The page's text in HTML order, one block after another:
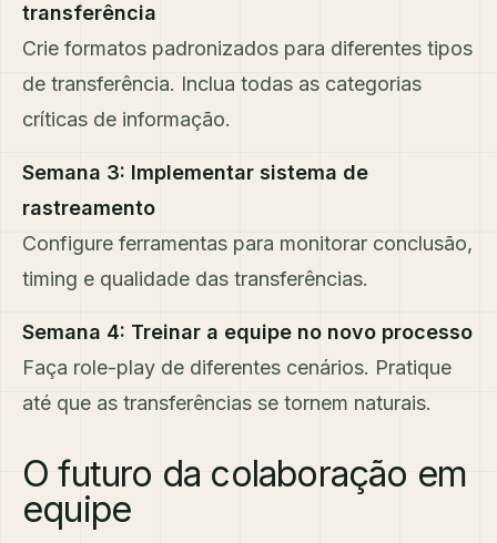
transferência
Crie formatos padronizados para diferentes tipos
de transferência. Inclua todas as categorias
críticas de informação.
Semana 3: Implementar sistema de
rastreamento
Configure ferramentas para monitorar conclusão,
timing e qualidade das transferências.
Semana 4: Treinar a equipe no novo processo
Faça role-play de diferentes cenários. Pratique
até que as transferências se tornem naturais.
O futuro da colaboração em
equipe